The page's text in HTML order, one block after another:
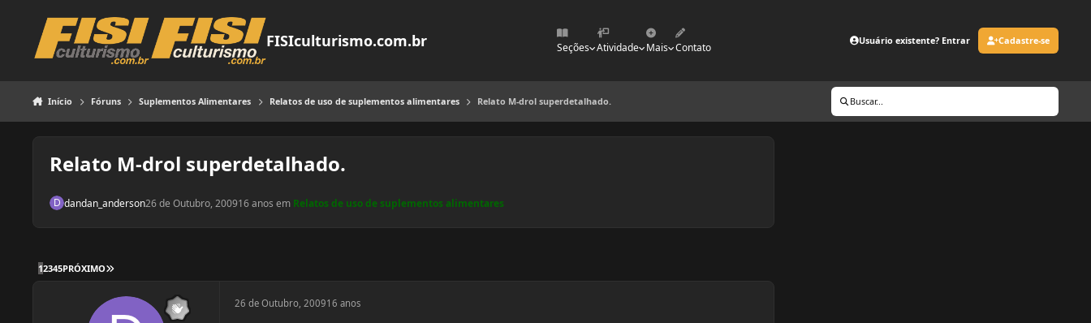
FISIculturismo.com.br Seções Atividade Mais Contato
Usuário existente? Entrar Cadastre-se
Início Fóruns Suplementos Alimentares Relatos de uso de suplementos alimentares Relato M-drol superdetalhado. Buscar...
Relato M-drol superdetalhado.
dandan_anderson26 de Outubro, 200916 anos em Relatos de uso de suplementos alimentares
12345PRÓXIMO ÚLTIMA PÁGINA
26 de Outubro, 200916 anos